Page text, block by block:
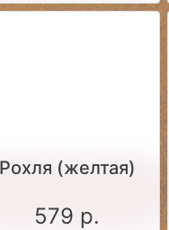
Рохля (желтая)
579 р.